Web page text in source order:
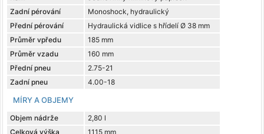
Zadní pérování
Monoshock, hydraulický
Přední pérování
Hydraulická vidlice s hřídelí Ø 38 mm
Průměr vpředu
185 mm
Průměr vzadu
160 mm
Přední pneu
2.75-21
Zadní pneu
4.00-18
MÍRY A OBJEMY
Objem nádrže
2,80 l
Celková výška
1115 mm